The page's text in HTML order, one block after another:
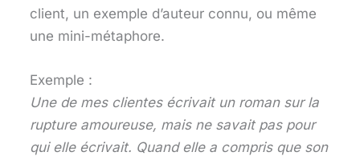
client, un exemple d’auteur connu, ou même
une mini-métaphore.
Exemple :
Une de mes clientes écrivait un roman sur la
rupture amoureuse, mais ne savait pas pour
qui elle écrivait. Quand elle a compris que son